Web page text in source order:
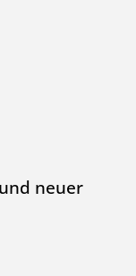
neuer
Lehrstuhl